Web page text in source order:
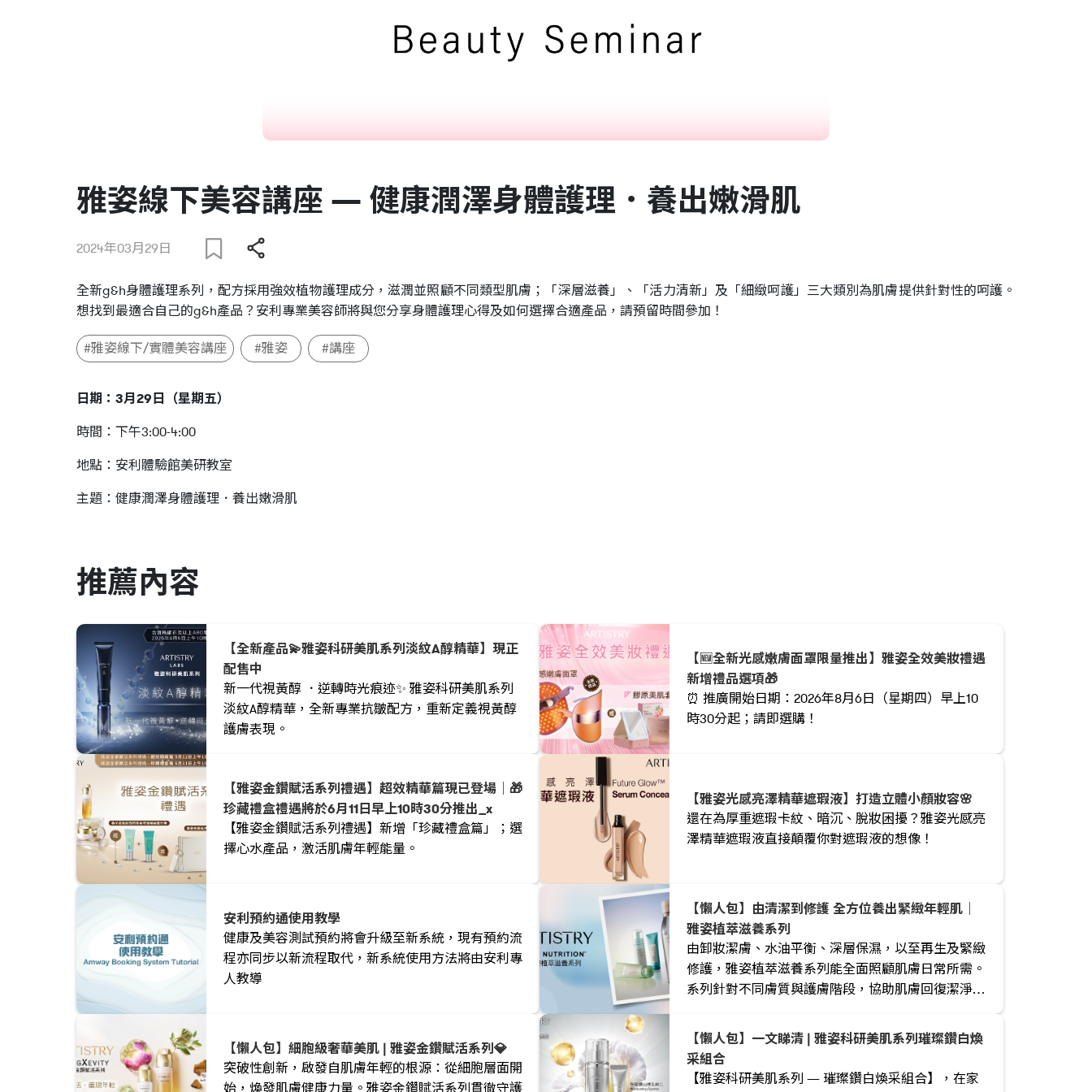
雅姿線下美容講座 — 健康潤澤身體護理．養出嫩滑肌
2024年03月29日
全新g&h身體護理系列，配方採用強效植物護理成分，滋潤並照顧不同類型肌膚；「深層滋養」、「活力清新」及「細緻呵護」三大類別為肌膚提供針對性的呵護。
想找到最適合自己的g&h產品？安利專業美容師將與您分享身體護理心得及如何選擇合適產品，請預留時間參加！
#雅姿線下/實體美容講座 #雅姿 #講座
日期： 3月 29 日（星期五）
時間：下午3:00-4:00
地點：安利體驗館美研教室
主題： 健康潤澤身體護理． 養出嫩滑肌
推薦內容
【全新產品💫雅姿科研美肌系列淡紋A醇精華】現正
配售中
新一代視黃醇 ．逆轉時光痕迹✨ 雅姿科研美肌系列
淡紋A醇精華，全新專業抗皺配方，重新定義視黃醇
護膚表現。
【🆕全新光感嫩膚面罩限量推出】雅姿全效美妝禮遇
新增禮品選項🎁
⏰ 推廣開始日期：2026年8月6日（星期四）早上10
時30分起；請即選購！
【雅姿金鑽賦活系列禮遇】超效精華篇現已登場｜🎁
珍藏禮盒禮遇將於6月11日早上10時30分推出_x
【雅姿金鑽賦活系列禮遇】新增「珍藏禮盒篇」；選
擇心水產品，激活肌膚年輕能量。
【雅姿光感亮澤精華遮瑕液】打造立體小顏妝容🌸
還在為厚重遮瑕卡紋、暗沉、脫妝困擾？雅姿光感亮
澤精華遮瑕液直接顛覆你對遮瑕液的想像！
安利預約通使用教學
健康及美容測試預約將會升級至新系統，現有預約流
程亦同步以新流程取代，新系統使用方法將由安利專
人教導
【懶人包】由清潔到修護 全方位養出緊緻年輕肌｜
雅姿植萃滋養系列
由卸妝潔膚、水油平衡、深層保濕，以至再生及緊緻
修護，雅姿植萃滋養系列能全面照顧肌膚日常所需。
系列針對不同膚質與護膚階段，協助肌膚回復潔淨、
【懶人包】細胞級奢華美肌 | 雅姿金鑽賦活系列💎
突破性創新，啟發自肌膚年輕的根源：從細胞層面開
【懶人包】一文睇清 | 雅姿科研美肌系列璀璨鑽白煥
采組合
【雅姿科研美肌系列 — 璀璨鑽白煥采組合】，在家